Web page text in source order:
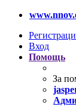
Вход
Помощь
За